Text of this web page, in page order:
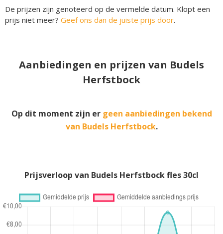
De prijzen zijn genoteerd op de vermelde datum. Klopt een
prijs niet meer? Geef ons dan de juiste prijs door.
Aanbiedingen en prijzen van Budels
Herfstbock
Op dit moment zijn er geen aanbiedingen bekend
van Budels Herfstbock.
Prijsverloop van Budels Herfstbock fles 30cl